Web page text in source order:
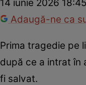
14 iunie 2026 18:45
Adaugă-ne ca
Prima tragedie pe
după ce a intrat în
fi salvat.